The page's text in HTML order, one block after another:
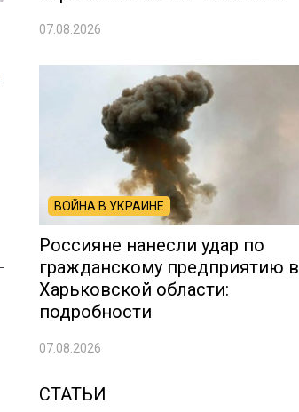
07.08.2026
ВОЙНА В УКРАИНЕ
Россияне нанесли удар по
гражданскому предприятию в
Харьковской области:
подробности
07.08.2026
СТАТЬИ